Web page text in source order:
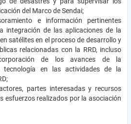
del Marco de Sendai;
e información pertinentes
integración de las aplicaciones de la
satélites en el proceso de desarrollo y
relacionadas con la RRD, incluso
de los avances de la
tecnología en las actividades de la
partes interesadas y recursos
esfuerzos realizados por la asociación